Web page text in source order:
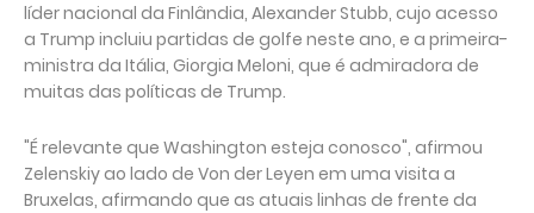
líder nacional da Finlândia, Alexander Stubb, cujo acesso
a Trump incluiu partidas de golfe neste ano, e a primeira-
ministra da Itália, Giorgia Meloni, que é admiradora de
muitas das políticas de Trump.
"É relevante que Washington esteja conosco", afirmou
Zelenskiy ao lado de Von der Leyen em uma visita a
Bruxelas, afirmando que as atuais linhas de frente da